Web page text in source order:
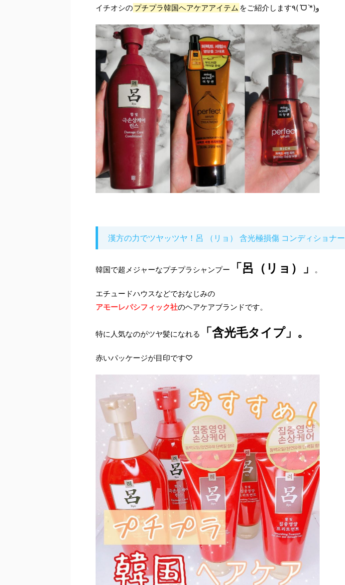
イチオシのプチプラ韓国ヘアケアアイテム をご紹介します٩(ˊᗜˋ*)و
漢方の力でツヤッツヤ！呂 （リョ） 含光極損傷 コンディショナー
韓国で超メジャーなプチプラシャンプー 「呂（リョ）」 。
エチュードハウスなどでおなじみの
アモーレパシフィック社のヘアケアブランドです。
特に人気なのがツヤ髪になれる 「含光毛タイプ」。
赤いパッケージが目印です♡